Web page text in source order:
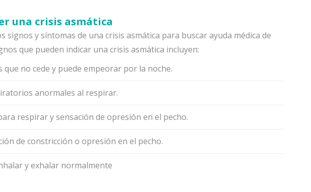
una crisis asmática
signos y síntomas de una crisis asmática para buscar ayuda médica de
que pueden indicar una crisis asmática incluyen:
que no cede y puede empeorar por la noche.
anormales al respirar.
respirar y sensación de opresión en el pecho.
de constricción o opresión en el pecho.
y exhalar normalmente